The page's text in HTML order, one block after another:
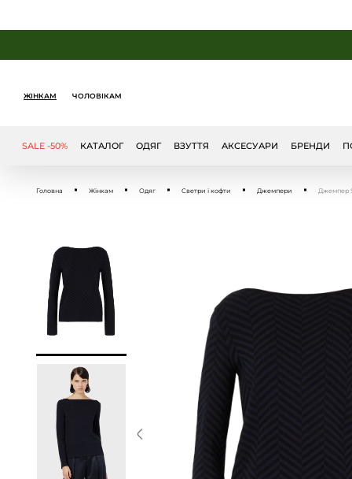
ЖІНКАМ ЧОЛОВІКАМ
SALE -50% БРЕНДИ
КАТАЛОГ ОДЯГ ВЗУТТЯ АКСЕСУАРИ
Головна Жінкам Одяг Светри і кофти Джемпери Джемпер